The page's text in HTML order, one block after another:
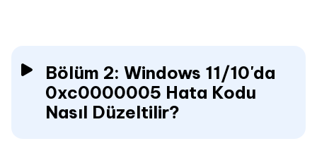
Bölüm 2: Windows 11/10'da
0xc0000005 Hata Kodu
Nasıl Düzeltilir?